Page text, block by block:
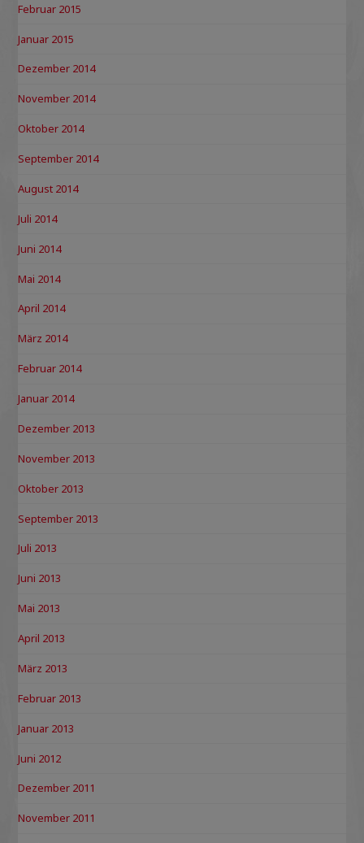
Februar 2015
Januar 2015
Dezember 2014
November 2014
Oktober 2014
September 2014
August 2014
Juli 2014
Juni 2014
Mai 2014
April 2014
März 2014
Februar 2014
Januar 2014
Dezember 2013
November 2013
Oktober 2013
September 2013
Juli 2013
Juni 2013
Mai 2013
April 2013
März 2013
Februar 2013
Januar 2013
Juni 2012
Dezember 2011
November 2011